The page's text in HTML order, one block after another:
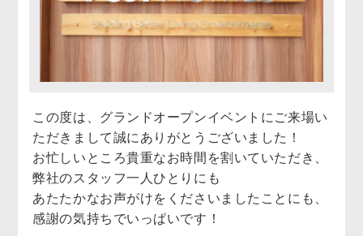
この度は、グランドオープンイベントにご来場い
ただきまして誠にありがとうございました！
お忙しいところ貴重なお時間を割いていただき、
弊社のスタッフ一人ひとりにも
あたたかなお声がけをくださいましたことにも、
感謝の気持ちでいっぱいです！